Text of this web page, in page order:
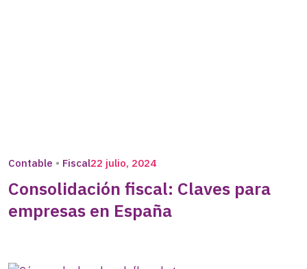
Contable Fiscal22 julio, 2024
Consolidación fiscal: Claves para
empresas en España